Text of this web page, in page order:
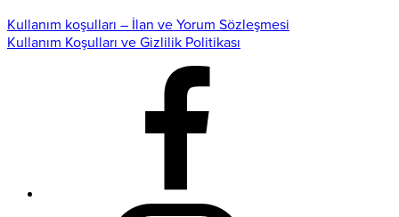
Kullanım koşulları – İlan ve Yorum Sözleşmesi
Kullanım Koşulları ve Gizlilik Politikası